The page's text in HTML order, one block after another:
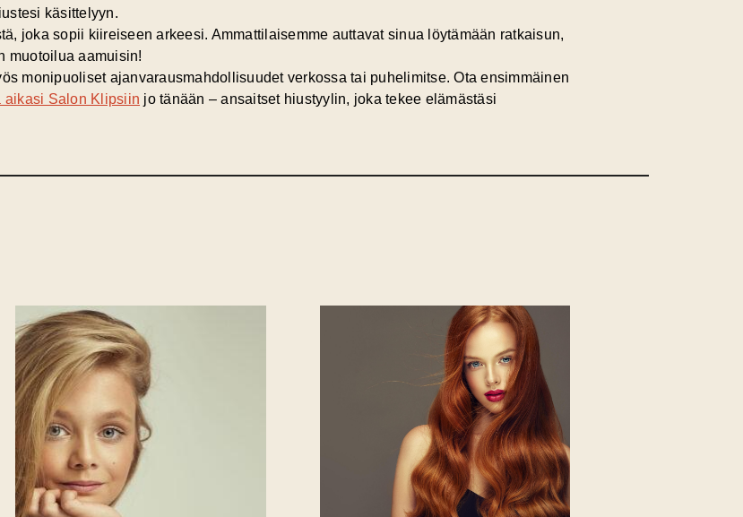
käsittelyyn.
joka sopii kiireiseen arkeesi. Ammattilaisemme auttavat sinua löytämään ratkaisun,
muotoilua aamuisin!
monipuoliset ajanvarausmahdollisuudet verkossa tai puhelimitse. Ota ensimmäinen
aikasi Salon Klipsiin jo tänään – ansaitset hiustyylin, joka tekee elämästäsi